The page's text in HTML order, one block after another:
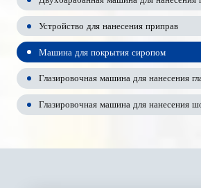
Устройство для нанесения приправ
Машина для покрытия сиропом
Глазировочная машина для нанесения
Глазировочная машина для нанесения